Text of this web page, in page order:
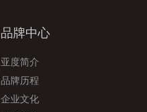
品牌中心
亚度简介
品牌历程
企业文化